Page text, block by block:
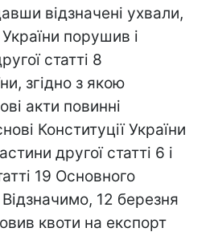
відзначені ухвали,
України порушив і
статті 8
згідно з якою
акти повинні
Конституції України
другої статті 6 і
19 Основного
12 березня
квоти на експорт